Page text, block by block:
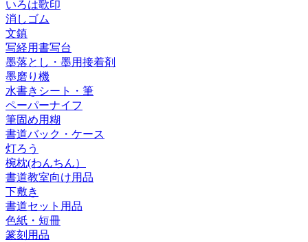
いろは歌印
消しゴム
文鎮
写経用書写台
墨落とし・墨用接着剤
墨磨り機
水書きシート・筆
ペーパーナイフ
筆固め用糊
書道バック・ケース
灯ろう
椀枕(わんちん）
書道教室向け用品
下敷き
書道セット用品
色紙・短冊
篆刻用品